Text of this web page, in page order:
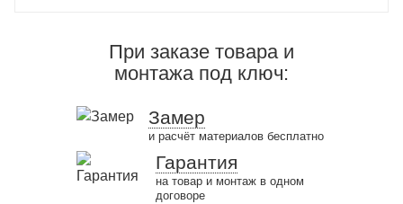
При заказе товара и
монтажа под ключ:
Замер
и расчёт материалов бесплатно
Гарантия
на товар и монтаж в одном
договоре